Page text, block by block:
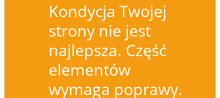
Kondycja Twojej
strony nie jest
najlepsza. Część
elementów
wymaga poprawy.